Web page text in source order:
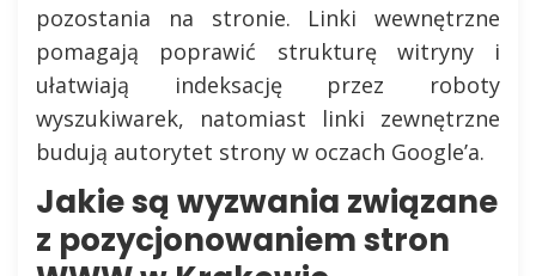
pozostania na stronie. Linki wewnętrzne
pomagają poprawić strukturę witryny i
ułatwiają indeksację przez roboty
wyszukiwarek, natomiast linki zewnętrzne
budują autorytet strony w oczach Google’a.
Jakie są wyzwania związane
z pozycjonowaniem stron